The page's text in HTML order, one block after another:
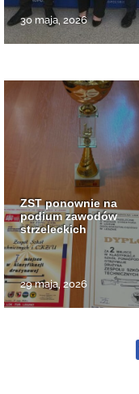
30 maja, 2026
ZST ponownie na
podium zawodów
strzeleckich
29 maja, 2026